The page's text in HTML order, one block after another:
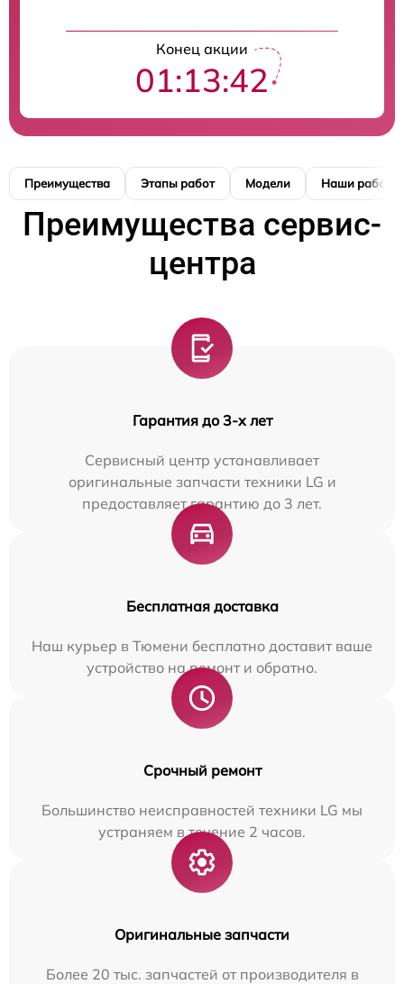
Конец акции
01:13:42
Преимущества Этапы работ Модели Наши работы
Преимущества сервис-
центра
Гарантия до 3-х лет
Сервисный центр устанавливает
оригинальные запчасти техники LG и
предоставляет гарантию до 3 лет.
Бесплатная доставка
Наш курьер в Тюмени бесплатно доставит ваше
устройство на ремонт и обратно.
Срочный ремонт
Большинство неисправностей техники LG мы
устраняем в течение 2 часов.
Оригинальные запчасти
Более 20 тыс. запчастей от производителя в